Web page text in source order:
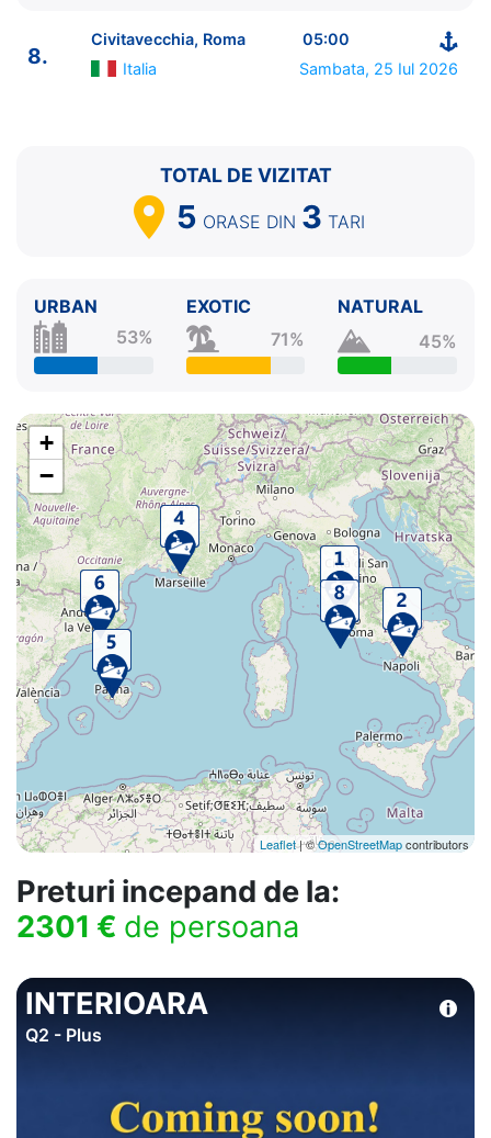
Marsilia Franta 07:00 - 16:00
5.
Palma de Mallorca
09:00 - 19:00
8.
Civitavecchia, Roma
05:00
Italia
Sambata, 25 Iul 2026
TOTAL DE VIZITAT
5 ORASE DIN 3 TARI
URBAN
53%
EXOTIC
71%
NATURAL
45%
+
−
Leaflet| ©OpenStreetMapcontributors
Preturi incepand de la:
2301 € de persoana
INTERIOARA
Q2 - Plus